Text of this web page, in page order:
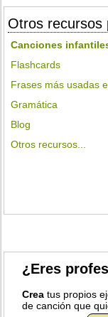
Otros recursos
Canciones
Flashcards
Frases más usadas
Gramática
Blog
Otros recursos...
¿Eres
Crea tus propios
de canción que